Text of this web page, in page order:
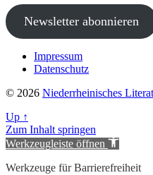
Newsletter abonnieren
Impressum
Datenschutz
© 2026 Niederrheinisches
Up ↑
Zum Inhalt springen
Werkzeugleiste öffnen
Werkzeuge für Barrierefreiheit